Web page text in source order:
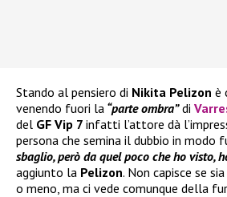
Stando al pensiero di Nikita Pelizon è
venendo fuori la “parte ombra”di
del GF Vip 7 infatti l’attore dà
persona che semina il dubbio in modo
sbaglio, però da quel poco che ho visto,
aggiunto la Pelizon. Non capisce se
o meno, ma ci vede comunque della